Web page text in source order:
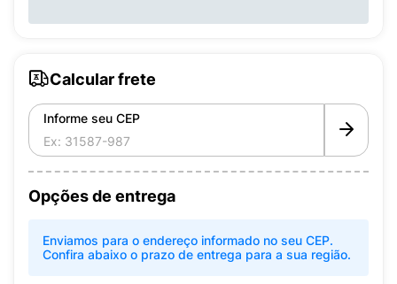
Calcular frete
Informe seu CEP
Opções de entrega
Enviamos para o endereço informado no seu CEP.
Confira abaixo o prazo de entrega para a sua região.